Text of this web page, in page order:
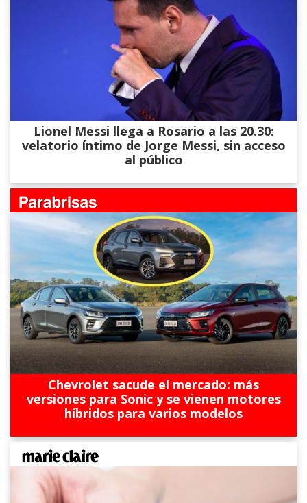
Lionel Messi llega a Rosario a las 20.30:
velatorio íntimo de Jorge Messi, sin acceso
al público
Chevrolet sacude el mercado: más
versiones para Sonic y se vienen motores
híbridos para varios modelos